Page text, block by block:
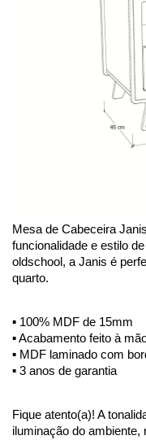
Mesa de Cabeceira
funcionalidade e estilo
oldschool, a Janis é
quarto.
▪️ 100% MDF de 15mm
▪️ Acabamento feito à
▪️ MDF laminado com
▪️ 3 anos de garantia
Fique atento(a)! A
iluminação do